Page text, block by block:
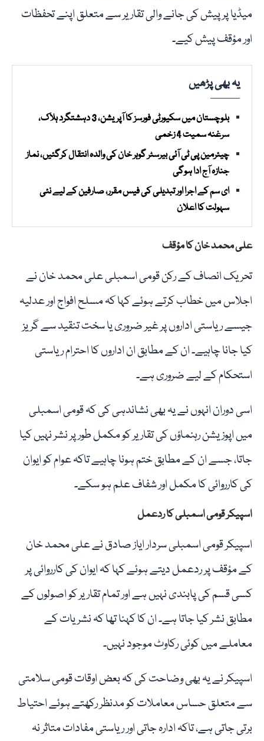
میڈیا پر پیش کی جانے والی تقاریر سے متعلق اپنے تحفظات
اور مؤقف پیش کیے۔
یہ بھی پڑھیں
بلوچستان میں سکیورٹی فورسز کا آپریشن، 3 دہشتگرد ہلاک،
سرغنہ سمیت 4 زخمی
چیئرمین پی ٹی آئی بیرسٹر گوہر خان کی والدہ انتقال کرگئیں، نماز
جنازہ آج ادا ہوگی
ای سم کے اجرا اور تبدیلی کی فیس مقرر، صارفین کے لیے نئی
سہولت کا اعلان
علی محمد خان کا مؤقف
تحریک انصاف کے رکن قومی اسمبلی علی محمد خان نے
اجلاس میں خطاب کرتے ہوئے کہا کہ مسلح افواج اور عدلیہ
جیسے ریاستی اداروں پر غیر ضروری یا سخت تنقید سے گریز
کیا جانا چاہیے۔ ان کے مطابق ان اداروں کا احترام ریاستی
استحکام کے لیے ضروری ہے۔
اسی دوران انہوں نے یہ بھی نشاندہی کی کہ قومی اسمبلی
میں اپوزیشن رہنماؤں کی تقاریر کو مکمل طور پر نشر نہیں کیا
جاتا، جسے ان کے مطابق ختم ہونا چاہیے تاکہ عوام کو ایوان
کی کارروائی کا مکمل اور شفاف علم ہو سکے۔
اسپیکر قومی اسمبلی کا ردعمل
اسپیکر قومی اسمبلی سردار ایاز صادق نے علی محمد خان
کے مؤقف پر ردعمل دیتے ہوئے کہا کہ ایوان کی کارروائی پر
کسی قسم کی پابندی نہیں ہے اور تمام تقاریر کو اصولوں کے
مطابق نشر کیا جاتا ہے۔ ان کا کہنا تھا کہ نشریات کے
معاملے میں کوئی رکاوٹ موجود نہیں۔
اسپیکر نے یہ بھی وضاحت کی کہ بعض اوقات قومی سلامتی
سے متعلق حساس معاملات کو مدنظر رکھتے ہوئے احتیاط
برتی جاتی ہے، تاکہ ادارہ جاتی اور ریاستی مفادات متاثر نہ